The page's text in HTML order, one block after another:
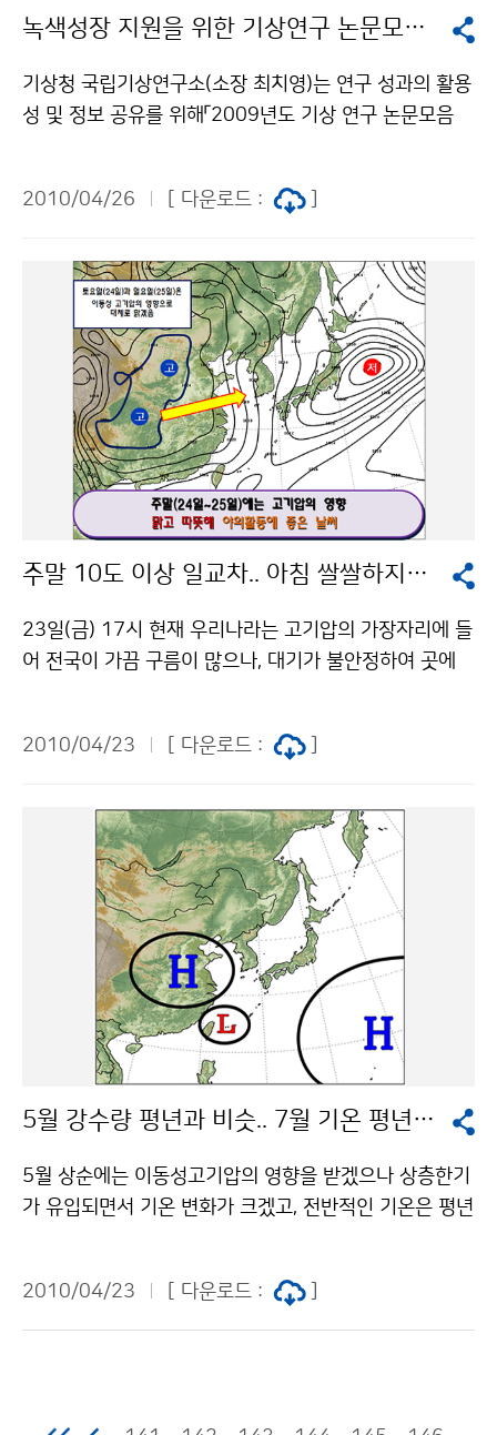
일조시간 최소순위 198.2시간 1955년 225.6시간 201
간 2003년 강수일수 최다순위 23일 1964년 23일 190
8년 22일 1980년 22일 1911년 21일 2010년 목포 1
간 2010년 257.5시간 1967년 강수일수 최다순위 23
성군, 양양군, 영월군, 평창군, 정선군, 횡성군, 원주시, 철
(무안군, 영광군, 목포시, 신안군(흑산면제외)) △전라북도
(고창군, 부안군, 군산시, 김제시) △전라북도(고창군, 부
시, 남해군) △부산시 △울산시 등이다. 한편, 4월 24일부
설물 관리에 철저를 기하고, 노약자 등 호흡기 질환자는
건강 관리에 유의해야 한다. 또한, 28일은 중부지방으로
도 황사가 확대될 가능성이 있으니, 앞으로 발표되는 기상
정보에도 유의해야 한다. 28일까지 해상에 안개가 짙게
끼는 곳이 많겠고, 천둥.번개가 치고 강한 돌풍이 부는 곳
이 있겠으니, 조업이나 항해하는 선박도 주의해야 한다. 2
7일부터 5월 2일까지는 천문현상에 의해 해수면이 높은
기간이므로 해안저지대에서는 침수피해가 없도록 유의해
야 하겠다. 문의 : 131 기상콜센터기상청 이(가) 창작한
서울, 경기, 강원, 해안지방에 강풍주의보 저작물은 "공공
있습니다.
녹색성장 지원을 위한 기상연구 논문모음집 발간
기상청 국립기상연구소(소장 최치영)는 연구 성과의 활용
성 및 정보 공유를 위해「2009년도 기상 연구 논문모음
‘저탄소 녹색성장 지원’을 위하여 수행한 9개 연구과제와
문 22편과 국내외 학술논문 32편 등 총 54편의 연구논
문이 수록되어 있다. 특히, 17편의 SCI논문에는 다중모델
앙상블 예측시스템을 구축하고 개선하여 기상청 동네예
보를 지원하고, 지상 및 위성 적외스펙트럼 센서에 의한
황사의 분광학적인 특성을 연구하고 황사단기예측모델(A
DAM)을 개선하여 황사 예보 정확도를 3.4% 향상하는데
기여하였고, 파랑과 폭풍 해일예측 시스템을 현업에 적용
한 결과, 예측의 정확도가 향상되었다 최근 3년간의 국립
기상연구소의 학술실적을 살펴보면 2007년도에는 78편
2편, 국외 22편)의 성과를 창출한 바 있다. 특히, 2009년
근 3년간 학술실적과 비교해 볼 때 국외논문 실적이 점차
증가하여 질적으로 향상되었음을 알 수 있다. 국립기상연
취합하여 논문 모음집을 발간하여 왔으며, 국립기상연구
0213기상청 이(가) 창작한 녹색성장 지원을 위한 기상연
구 논문모음집 발간 저작물은 "공공누리" 출처표시-상업
적이용금지 조건에 따라 이용 할 수 있습니다.
2010/04/26 [ 다운로드 :
주말 10도 이상 일교차.. 아침 쌀쌀하지만 낮에 따뜻
23일(금) 17시 현재 우리나라는 고기압의 가장자리에 들
어 전국이 가끔 구름이 많으나, 대기가 불안정하여 곳에
24일(토)은 서해남부해상에 위치한 고기압의 영향으로
빗방울이 떨어지는 곳도 있겠다. 25일(일)은 남해상에 위
치한 고기압의 영향으로 맑겠다. 24일(토) 아침에는 내륙
지방을 중심으로 안개가 짙게 끼는 곳이 있겠으니, 교통안
전에 유의해야 한다. 24일(토)과 25일(일)은 일교차가 1
0도 이상으로 커서 아침에는 다소 쌀쌀하겠으나, 낮에는
기온이 많이 오르면서 따뜻하고 맑은 날씨를 보여, 야외활
동 하기에 좋은 날씨가 되겠다. 문의 131기상콜센터기상
청 이(가) 창작한 주말 10도 이상 일교차.. 아침 쌀쌀하지
만 낮에 따뜻 저작물은 "공공누리" 출처표시-상업적이용
2010/04/23 [ 다운로드 :
5월 강수량 평년과 비슷.. 7월 기온 평년보다 높을 듯
5월 상순에는 이동성고기압의 영향을 받겠으나 상층한기
가 유입되면서 기온 변화가 크겠고, 전반적인 기온은 평년
이 많겠다. 기온과 강수량은 평년과 비슷하겠으며, 남쪽
기압골의 영향으로 한두 차례 많은 비가 오겠다. 6월에는
고온현상을 보일 때가 있겠으나 전반적인 기온은 평년과
2010/04/23 [ 다운로드 :